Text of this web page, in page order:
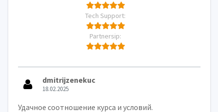
Tech Support:
Partnersip:
dmitrijzenekuc
18.02.2025
Удачное соотношение курса и условий.